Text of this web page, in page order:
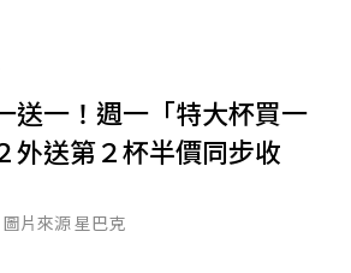
送一！週一「特大杯買一
外送第２杯半價同步收
圖片來源 星巴克